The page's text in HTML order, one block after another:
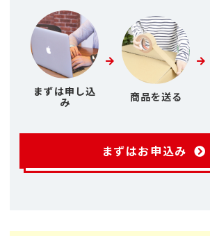
まずは申し込
み
商品を送る
まずはお申込み